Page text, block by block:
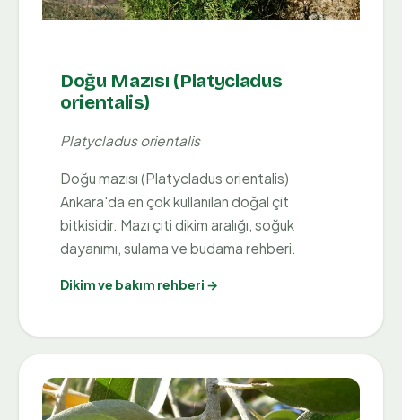
Doğu Mazısı (Platycladus
orientalis)
Platycladus orientalis
Doğu mazısı (Platycladus orientalis)
Ankara'da en çok kullanılan doğal çit
bitkisidir. Mazı çiti dikim aralığı, soğuk
dayanımı, sulama ve budama rehberi.
Dikim ve bakım rehberi →